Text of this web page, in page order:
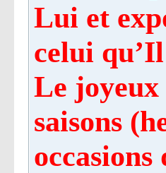
Lui et
celui
Le joyeux
saisons